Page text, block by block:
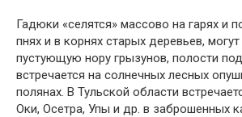
Гадюки «селятся» массово на гарях и
пнях и в корнях старых деревьев,
пустующую нору грызунов, полости
встречается на солнечных лесных
полянах. В Тульской области
Оки, Осетра, Упы и др. в заброшенных